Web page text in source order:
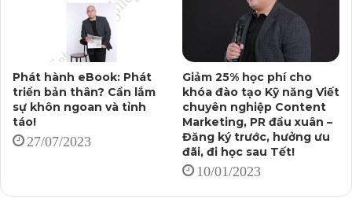
Dưới đây là lịch học chi tiết của tháng 3/2022:
Phát hành eBook: Phát
triển bản thân? Cần lắm
sự khôn ngoan và tỉnh
táo!
27/07/2023
Giảm 25% học phí cho
khóa đào tạo Kỹ năng Viết
chuyên nghiệp Content
Marketing, PR đầu xuân –
Đăng ký trước, hưởng ưu
đãi, đi học sau Tết!
10/01/2023